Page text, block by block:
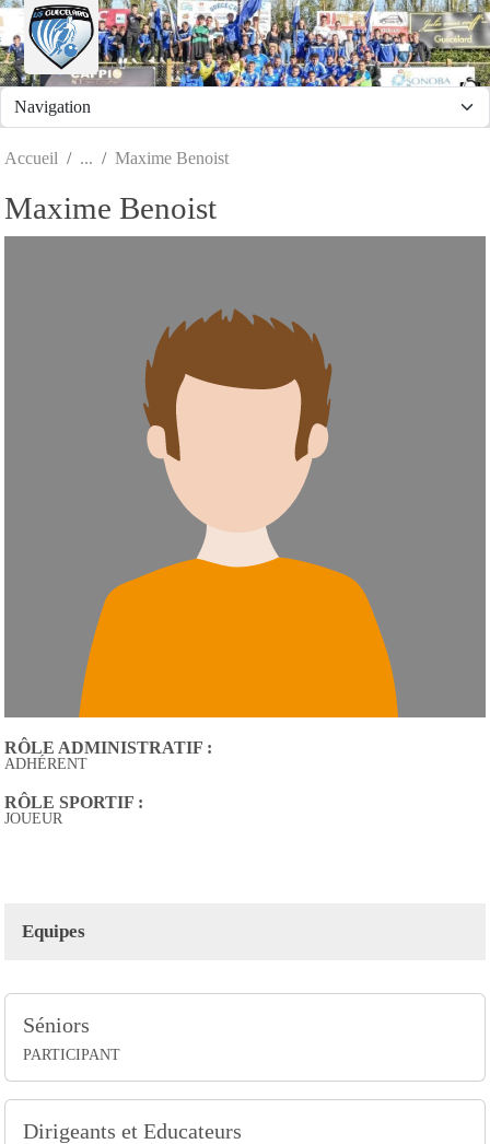
Accueil Maxime Benoist
Maxime Benoist
RÔLE ADMINISTRATIF :
ADHÉRENT
RÔLE SPORTIF :
JOUEUR
Equipes
Séniors
PARTICIPANT
Dirigeants et Educateurs
Panneau de gestion des cookies